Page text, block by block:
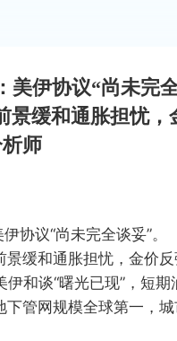
美伊协议“尚未完
景缓和通胀担忧，
师
协议“尚未完全谈妥”。
缓和通胀担忧，金价反
和谈“曙光已现”，短期
下管网规模全球第一，